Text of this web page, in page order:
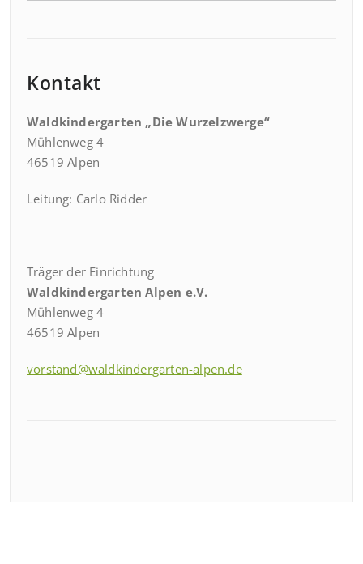
Kontakt
Waldkindergarten „Die Wurzelzwerge“
Mühlenweg 4
46519 Alpen
Leitung: Carlo Ridder
Träger der Einrichtung
Waldkindergarten Alpen e.V.
Mühlenweg 4
46519 Alpen
vorstand@waldkindergarten-alpen.de